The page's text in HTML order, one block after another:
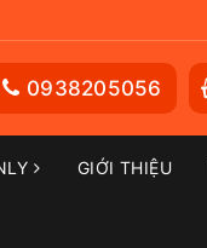
0938205056
GIỚI THIỆU